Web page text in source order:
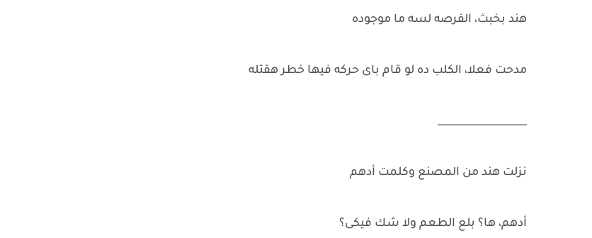
هند بخبث، الفرصه لسه ما موجوده
مدحت فعلا، الكلب ده لو قام باى حركه فيها خطر هقتله
__________________
نزلت هند من المصنع وكلمت أدهم
أدهم، ها؟ بلع الطعم ولا شك فيكى؟